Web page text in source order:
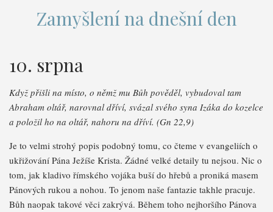
Zamyšlení na dnešní den
10. srpna
Když přišli na místo, o němž mu Bůh pověděl, vybudoval tam
Abraham oltář, narovnal dříví, svázal svého syna Izáka do kozelce
a položil ho na oltář, nahoru na dříví. (Gn 22,9)
Je to velmi strohý popis podobný tomu, co čteme v evangeliích o
ukřižování Pána Ježíše Krista. Žádné velké detaily tu nejsou. Nic o
tom, jak kladivo římského vojáka buší do hřebů a proniká masem
Pánových rukou a nohou. To jenom naše fantazie takhle pracuje.
Bůh naopak takové věci zakrývá. Během toho nejhoršího Pánova